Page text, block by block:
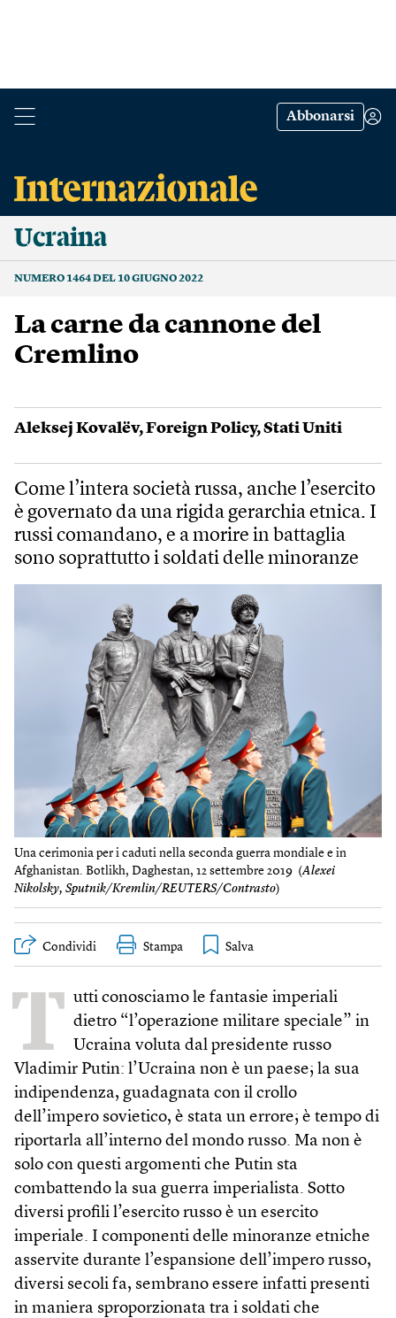
Abbonarsi
Ucraina
NUMERO 1464 DEL 10 GIUGNO 2022
La carne da cannone del
Cremlino
Aleksej Kovalëv,Foreign Policy,Stati Uniti
Come l’intera società russa, anche l’esercito
è governato da una rigida gerarchia etnica. I
russi comandano, e a morire in battaglia
sono soprattutto i soldati delle minoranze
Una cerimonia per i caduti nella seconda guerra mondiale e in
Afghanistan. Botlikh, Daghestan, 12 settembre 2019 (Alexei
Nikolsky, Sputnik/Kremlin/REUTERS/Contrasto)
Condividi Stampa
T utti conosciamo le fantasie imperiali
dietro “l’operazione militare speciale” in
Ucraina voluta dal presidente russo
Vladimir Putin: l’Ucraina non è un paese; la sua
indipendenza, guadagnata con il crollo
dell’impero sovietico, è stata un errore; è tempo di
riportarla all’interno del mondo russo. Ma non è
solo con questi argomenti che Putin sta
combattendo la sua guerra imperialista. Sotto
diversi profili l’esercito russo è un esercito
imperiale. I componenti delle minoranze etniche
asservite durante l’espansione dell’impero russo,
diversi secoli fa, sembrano essere infatti presenti
in maniera sproporzionata tra i soldati che